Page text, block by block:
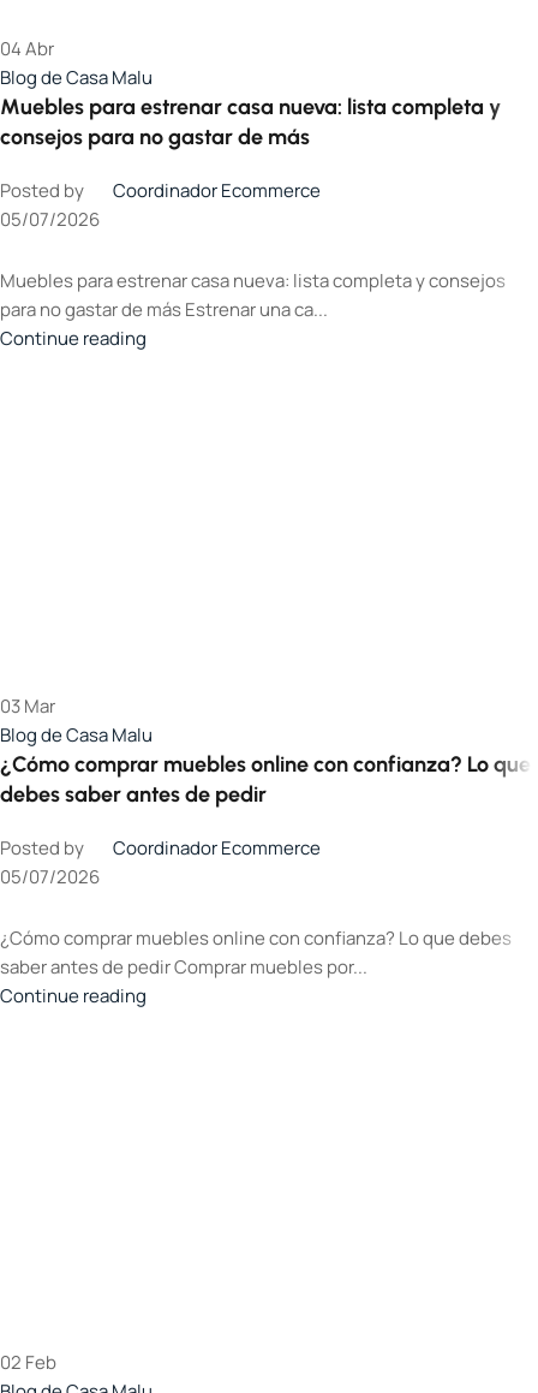
04Abr
Blog de Casa Malu
Muebles para estrenar casa nueva: lista completa y
consejos para no gastar de más
Posted by
Coordinador Ecommerce
05/07/2026
Muebles para estrenar casa nueva: lista completa y consejos
para no gastar de más Estrenar una ca...
Continue reading
03Mar
Blog de Casa Malu
¿Cómo comprar muebles online con confianza? Lo que
debes saber antes de pedir
Posted by
Coordinador Ecommerce
05/07/2026
¿Cómo comprar muebles online con confianza? Lo que debes
saber antes de pedir Comprar muebles por...
Continue reading
02 Feb